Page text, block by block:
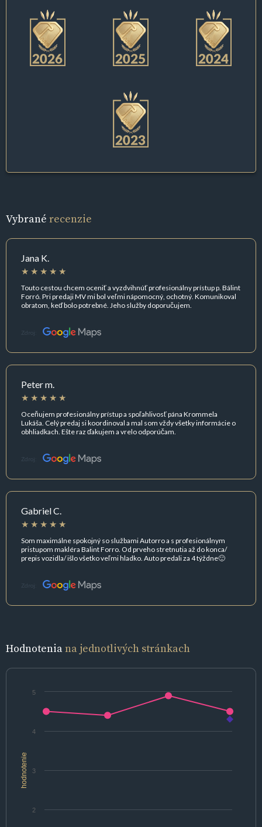
Vybrané recenzie
Jana K.
Touto cestou chcem oceniť a vyzdvihnúť profesionálny prístup p. Bálint
Forró. Pri predaji MV mi bol veľmi nápomocný, ochotný. Komunikoval
obratom, keď bolo potrebné. Jeho služby doporučujem.
Zdroj:
Peter m.
Oceňujem profesionálny prístup a spoľahlivosť pána Krommela
Lukáša. Celý predaj si koordinoval a mal som vždy všetky informácie o
obhliadkach. Ešte raz ďakujem a vrelo odporúčam.
Zdroj:
Gabriel C.
Som maximálne spokojný so službami Autorro a s profesionálnym
pristupom makléra Balint Forro. Od prveho stretnutia až do konca/
prepis vozidla/ išlo všetko veľmi hladko. Auto predali za 4 týždne🙂
Zdroj:
Hodnoteniana jednotlivých stránkach
hodnotenie
2
3
4
5